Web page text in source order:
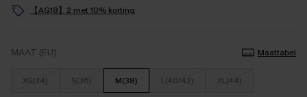
【AG18】2 met 10% korting
MAAT (EU) Maattabel
XS(34) S(36) M(38) L(40/42) XL(44)